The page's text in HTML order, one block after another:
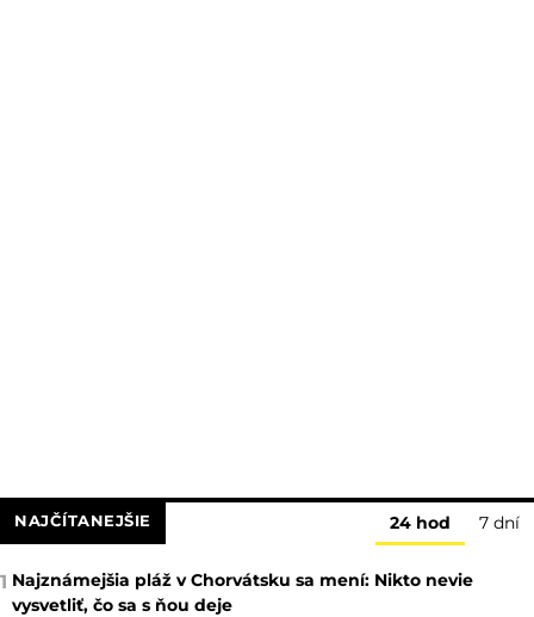
NAJČÍTANEJŠIE 24 hod 7 dní
1 Najznámejšia pláž v Chorvátsku sa mení: Nikto nevie
vysvetliť, čo sa s ňou deje